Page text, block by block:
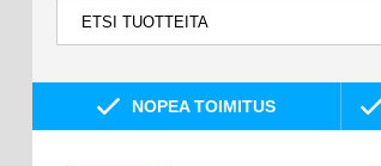
NOPEA TOIMITUS